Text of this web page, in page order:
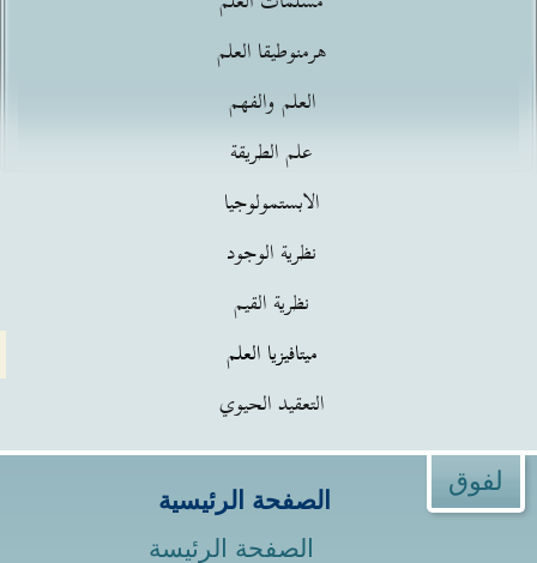
هرمنوطيقا العلم
العلم والفهم
علم الطريقة
الابستمولوجيا
نظرية الوجود
نظرية القيم
ميتافيزيا العلم
التعقيد الحيوي
لفوق
الصفحة الرئيسية
الصفحة الرئيسة